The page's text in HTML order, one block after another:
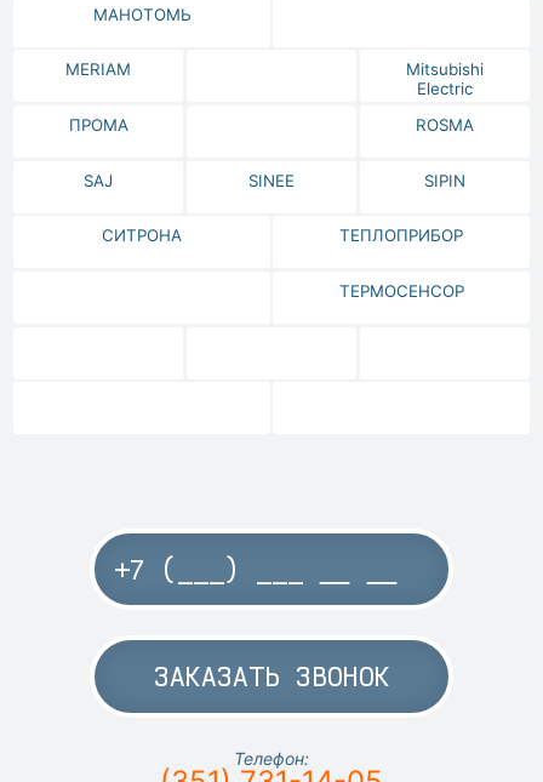
МАНОТОМЬ
MERIAM
Mitsubishi
Electric
ПРОМА
ROSMA
SAJ SINEE SIPIN
СИТРОНА ТЕПЛОПРИБОР
ТЕРМОСЕНСОР
ЗАКАЗАТЬ ЗВОНОК
Телефон: